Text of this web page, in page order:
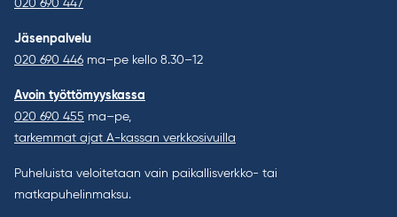
020 690 447
Jäsenpalvelu
020 690 446 ma–pe kello 8.30–12
Avoin työttömyyskassa
020 690 455 ma–pe,
tarkemmat ajat A-kassan verkkosivuilla
Puheluista veloitetaan vain paikallisverkko- tai
matkapuhelinmaksu.